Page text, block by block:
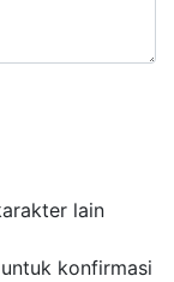
lain
konfirmasi